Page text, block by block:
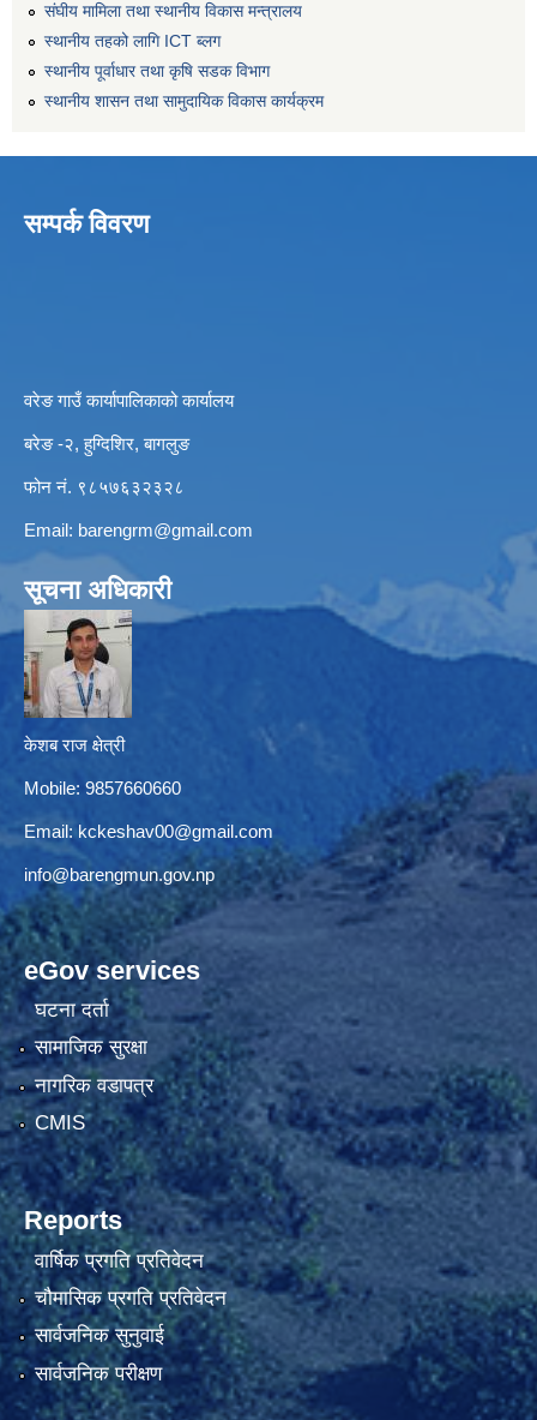
संघीय मामिला तथा स्थानीय विकास मन्त्रालय
स्थानीय तहको लागि ICT ब्लग
स्थानीय पूर्वाधार तथा कृषि सडक विभाग
स्थानीय शासन तथा सामुदायिक विकास कार्यक्रम
सम्पर्क विवरण
वरेङ गाउँ कार्यापालिकाको कार्यालय
बरेङ -२, हुग्दिशिर, बागलुङ
फोन नं. ९८५७६३२३२८
Email: barengrm@gmail.com
सूचना अधिकारी
केशब राज क्षेत्री
Mobile: 9857660660
Email: kckeshav00@gmail.com
info@barengmun.gov.np
eGov services
घटना दर्ता
सामाजिक सुरक्षा
नागरिक वडापत्र
CMIS
Reports
वार्षिक प्रगति प्रतिवेदन
चौमासिक प्रगति प्रतिवेदन
सार्वजनिक सुनुवाई
सार्वजनिक परीक्षण